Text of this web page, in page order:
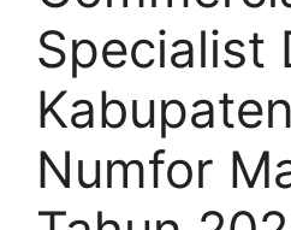
Specialist
Numfor